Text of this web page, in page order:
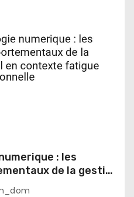
: les
de la gestion
fatigue